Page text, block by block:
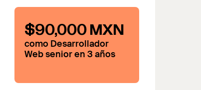
$90,000 MXN
como Desarrollador
Web senior en 3 años